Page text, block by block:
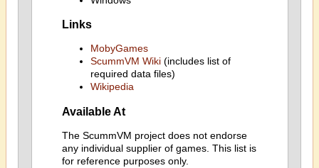
Links
MobyGames
ScummVM Wiki(includes list of
required data files)
Wikipedia
Available At
The ScummVM project does not endorse
any individual supplier of games. This list is
for reference purposes only.